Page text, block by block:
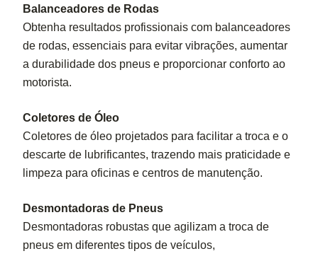
Balanceadores de Rodas
Obtenha resultados profissionais com balanceadores
de rodas, essenciais para evitar vibrações, aumentar
a durabilidade dos pneus e proporcionar conforto ao
motorista.
Coletores de Óleo
Coletores de óleo projetados para facilitar a troca e o
descarte de lubrificantes, trazendo mais praticidade e
limpeza para oficinas e centros de manutenção.
Desmontadoras de Pneus
Desmontadoras robustas que agilizam a troca de
pneus em diferentes tipos de veículos,